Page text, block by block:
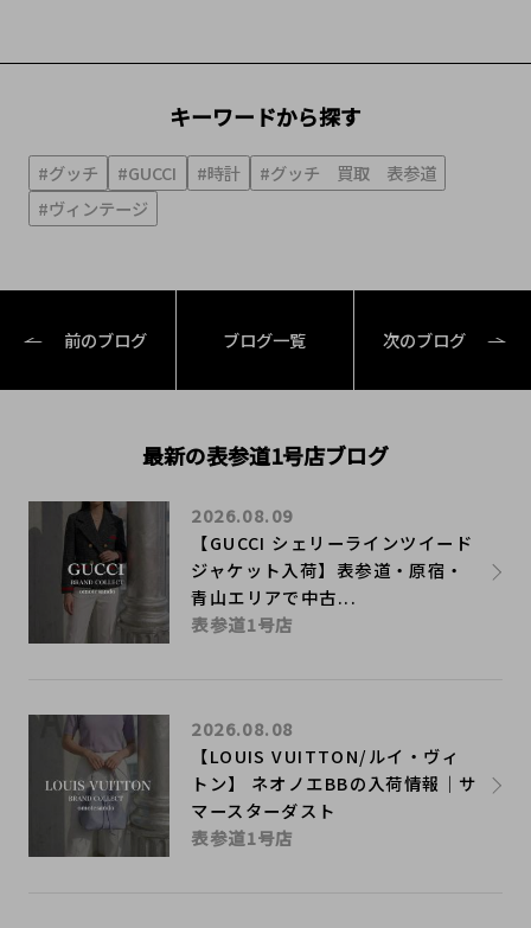
キーワードから探す
#グッチ #GUCCI #時計
#グッチ 買取 表参道
#ヴィンテージ
前のブログ ブログ一覧 次のブログ
最新の表参道1号店ブログ
【GUCCI シェリーラインツイード
ジャケット入荷】表参道・原宿・
青山エリアで中古...
2026.08.09
表参道1号店
【LOUIS VUITTON/ルイ・ヴィ
トン】 ネオノエBBの入荷情報｜サ
マースターダスト
2026.08.08
表参道1号店